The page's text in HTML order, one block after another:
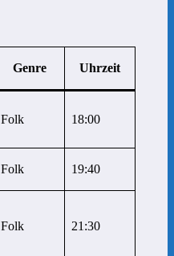
Genre Uhrzeit
Folk 18:00
Folk 19:40
Folk 21:30